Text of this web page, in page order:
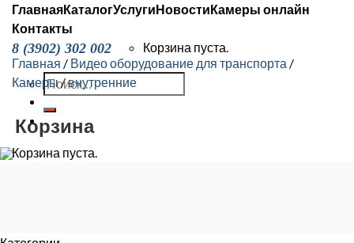
ГлавнаяКаталогУслугиНовостиКамеры онлайн
Контакты
8 (3902) 302 002 Корзина пуста.
Искать:
Корзина
Корзина пуста.
Главная / Видео оборудование для транспорта /
Камеры/внутренние